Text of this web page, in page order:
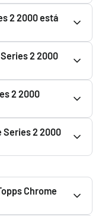
Series 2
2 2000 está
disponible.
2 2000
proteger Topps
2 2000
del
es el vigente en
Series 2 2000
Chrome